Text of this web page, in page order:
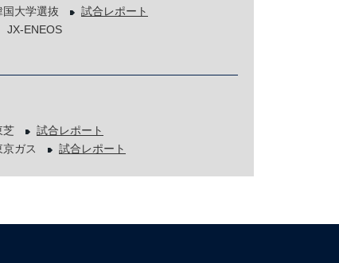
国大学選抜
試合レポート
JX-ENEOS
芝
試合レポート
京ガス 試合レポート